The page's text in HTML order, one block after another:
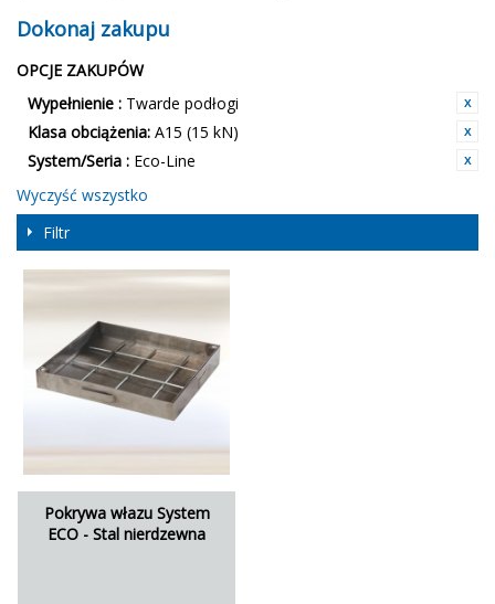
Dokonaj zakupu
OPCJE ZAKUPÓW
Wypełnienie : Twarde podłogi
Klasa obciążenia: A15 (15 kN)
System/Seria : Eco-Line
Wyczyść wszystko
Filtr
Pokrywa włazu System
ECO - Stal nierdzewna